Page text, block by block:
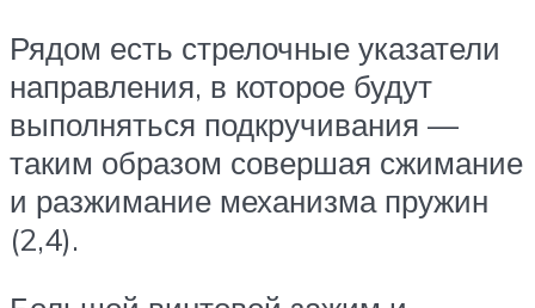
Рядом есть стрелочные указатели
направления, в которое будут
выполняться подкручивания —
таким образом совершая сжимание
и разжимание механизма пружин
(2,4).